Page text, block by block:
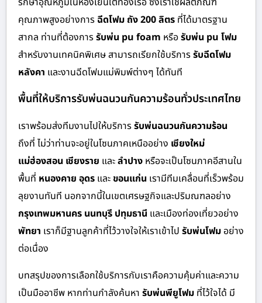
คุณภาพสูงอย่างการ ฉีดโฟม ถัง 200 ลิตร ที่ได้มาตรฐาน
สากล ท่านที่ต้องการรับพ่น pu foam หรือรับพ่น pu โฟม
สำหรับงานเทคนิคพิเศษ สามารถเรียกใช้บริการรับฉีดโฟม
หลังคา และงานฉีดโฟมแม่พิมพ์ต่างๆ ได้ทันที
พื้นที่ให้บริการรับพ่นฉนวนกันความร้อนทั่วประเทศไทย
เราพร้อมส่งทีมงานไปให้บริการรับพ่นฉนวนกันความร้อน
ถึงที่ ไม่ว่าท่านจะอยู่ในโซนภาคเหนืออย่าง เชียงใหม่
แม่ฮ่องสอน เชียงราย และลำปาง หรือจะเป็นโซนภาคอีสานใน
พื้นที่ หนองคาย อุดร และขอนแก่น เรามีทีมเคลื่อนที่เร็วพร้อม
ลุยงานทันที นอกจากนี้ในเขตเศรษฐกิจและปริมณฑลอย่าง
กรุงเทพมหานคร นนทบุรี ปทุมธานี และเมืองท่องเที่ยวอย่าง
พัทยา เราก็มีฐานลูกค้าที่ไว้วางใจให้เราเข้าไป รับพ่นโฟม อย่าง
ต่อเนื่อง
บทสรุปของการเลือกใช้บริการกับเราคือความคุ้มค่าและความ
เป็นมืออาชีพ หากท่านกำลังค้นหา รับพ่นพียูโฟม ที่ไว้ใจได้ มี